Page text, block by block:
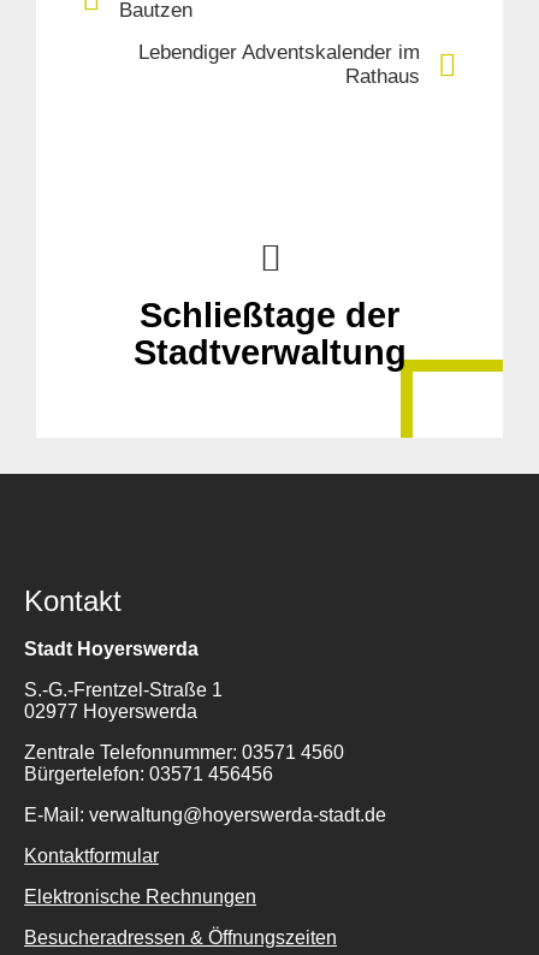
Suche
Bautzen
Lebendiger Adventskalender im
Rathaus
Schließtage der
Stadtverwaltung
Kontakt
Stadt Hoyerswerda
S.-G.-Frentzel-Straße 1
02977 Hoyerswerda
Zentrale Telefonnummer: 03571 4560
Bürgertelefon: 03571 456456
E-Mail: verwaltung@hoyerswerda-stadt.de
Kontaktformular
Elektronische Rechnungen
Besucheradressen & Öffnungszeiten